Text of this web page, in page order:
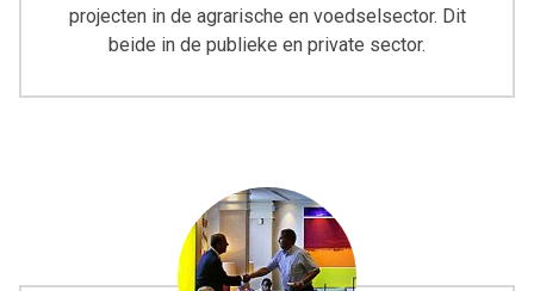
projecten in de agrarische en voedselsector. Dit
beide in de publieke en private sector.